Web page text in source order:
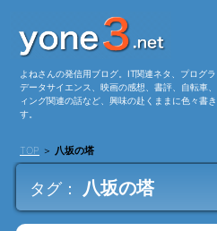
よねさんの発信用ブログ。IT関連ネタ、プログラ
データサイエンス、映画の感想、書評、自転車
ィング関連の話など、興味の赴くままに色々書
す。
TOP ＞ 八坂の塔
タグ： 八坂の塔